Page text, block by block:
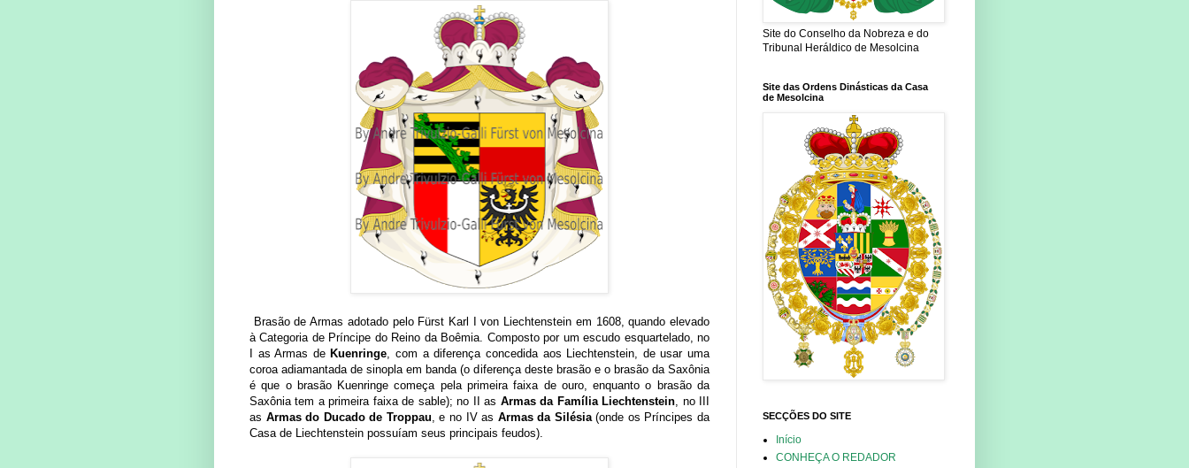
Brasão de Armas adotado pelo Fürst Karl I von Liechtenstein em 1608, quando elevado
à Categoria de Príncipe do Reino da Boêmia. Composto por um escudo esquartelado, no
I as Armas de Kuenringe, com a diferença concedida aos Liechtenstein, de usar uma
coroa adiamantada de sinopla em banda (o diferença deste brasão e o brasão da Saxônia
é que o brasão Kuenringe começa pela primeira faixa de ouro, enquanto o brasão da
Saxônia tem a primeira faixa de sable); no II as Armas da Família Liechtenstein, no III
as Armas do Ducado de Troppau, e no IV as Armas da Silésia(onde os Príncipes da
Casa de Liechtenstein possuíam seus principais feudos).
Site do Conselho da Nobreza e do
Tribunal Heráldico de Mesolcina
Site das Ordens Dinásticas da Casa
de Mesolcina
SECÇÕES DO SITE
Início
CONHEÇA O REDADOR